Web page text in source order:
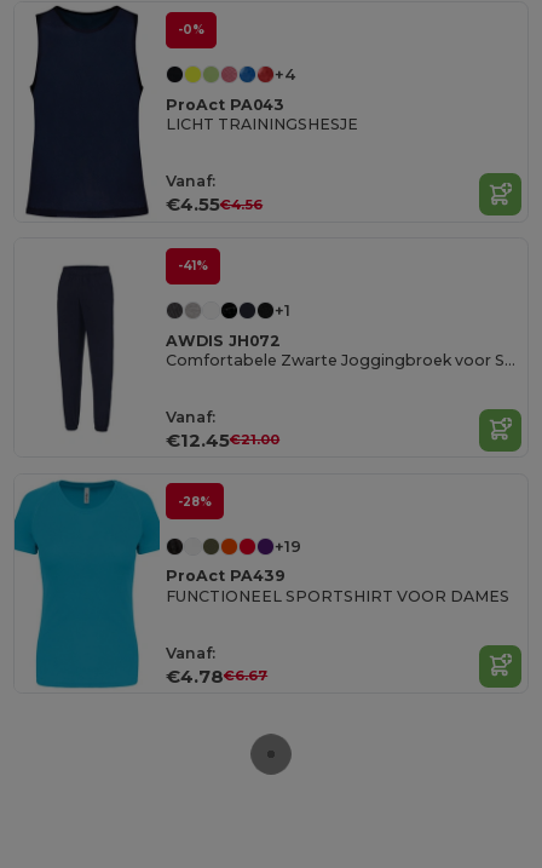
-0%
+4
ProAct PA043
LICHT TRAININGSHESJE
Vanaf:
€4.55€4.56
-41%
+1
AWDIS JH072
Comfortabele Zwarte Joggingbroek voor Sportliefhebbers
Vanaf:
€12.45€21.00
-28%
+19
ProAct PA439
FUNCTIONEEL SPORTSHIRT VOOR DAMES
Vanaf:
€4.78€6.67